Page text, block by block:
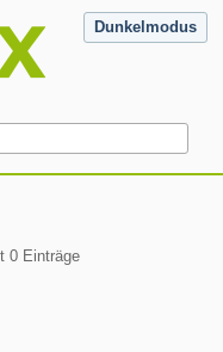
Dunkelmodus
0 Einträge